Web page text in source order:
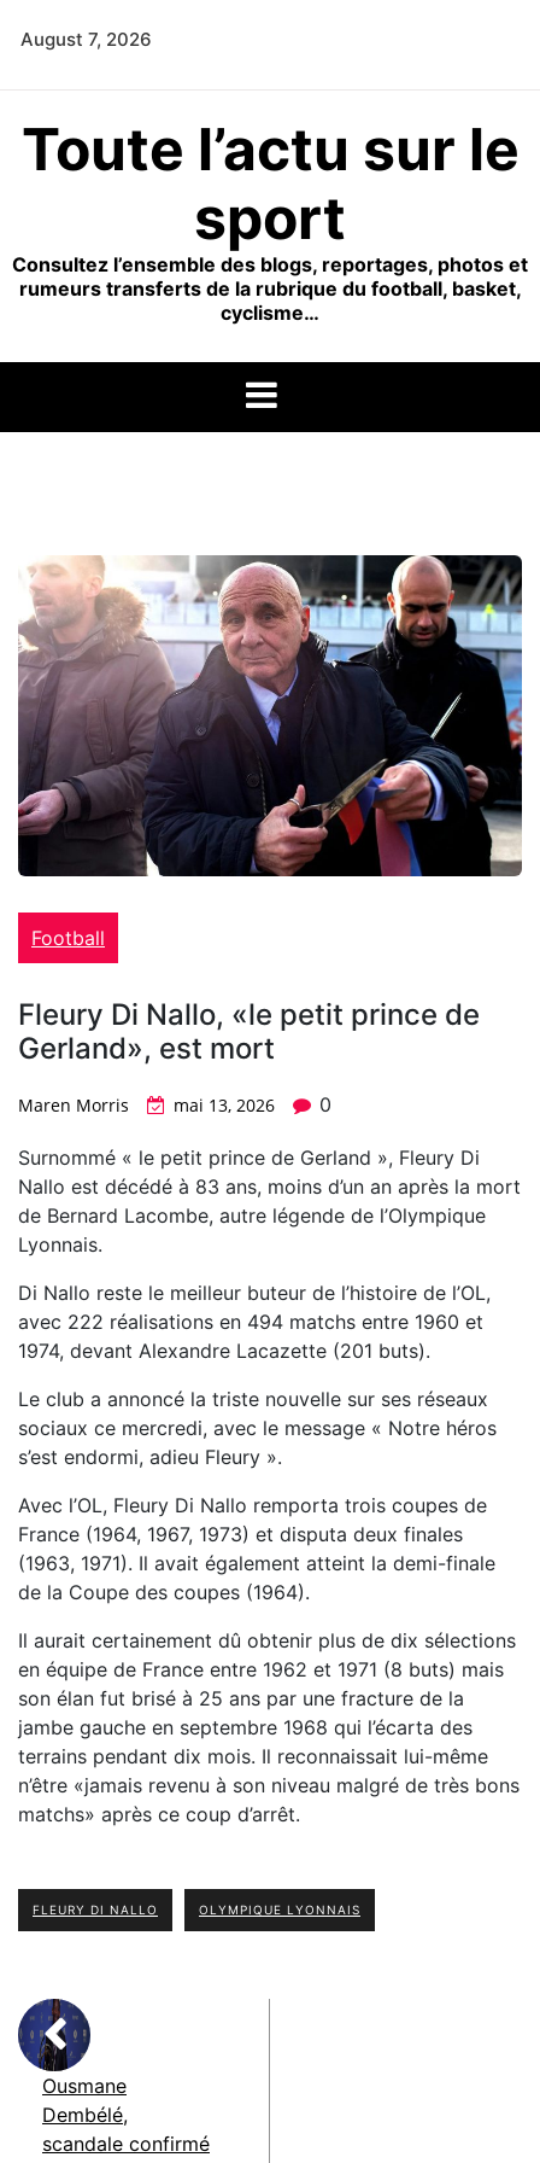
August 7, 2026
Toute l’actu sur le
sport
Consultez l’ensemble des blogs, reportages, photos et
rumeurs transferts de la rubrique du football, basket,
cyclisme…
Football
Fleury Di Nallo, «le petit prince de
Gerland», est mort
Maren Morris mai 13, 2026 0
Surnommé « le petit prince de Gerland », Fleury Di
Nallo est décédé à 83 ans, moins d’un an après la mort
de Bernard Lacombe, autre légende de l’Olympique
Lyonnais.
Di Nallo reste le meilleur buteur de l’histoire de l’OL,
avec 222 réalisations en 494 matchs entre 1960 et
1974, devant Alexandre Lacazette (201 buts).
Le club a annoncé la triste nouvelle sur ses réseaux
sociaux ce mercredi, avec le message « Notre héros
s’est endormi, adieu Fleury ».
Avec l’OL, Fleury Di Nallo remporta trois coupes de
France (1964, 1967, 1973) et disputa deux finales
(1963, 1971). Il avait également atteint la demi-finale
de la Coupe des coupes (1964).
Il aurait certainement dû obtenir plus de dix sélections
en équipe de France entre 1962 et 1971 (8 buts) mais
son élan fut brisé à 25 ans par une fracture de la
jambe gauche en septembre 1968 qui l’écarta des
terrains pendant dix mois. Il reconnaissait lui-même
n’être «jamais revenu à son niveau malgré de très bons
matchs» après ce coup d’arrêt.
FLEURY DI NALLO OLYMPIQUE LYONNAIS
Ousmane
Dembélé,
scandale confirmé